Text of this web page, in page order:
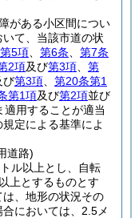
がある小区間につい
て、当該市道の状
第5項 第6条
第7条
2項及び第3項
第
び第3項
第20条第1
第1項及び第2項並び
用することが適当
定による基準によ
道路)
ル以上とし、自転
上とするものとす
、地形の状況その
においては、2.5メ